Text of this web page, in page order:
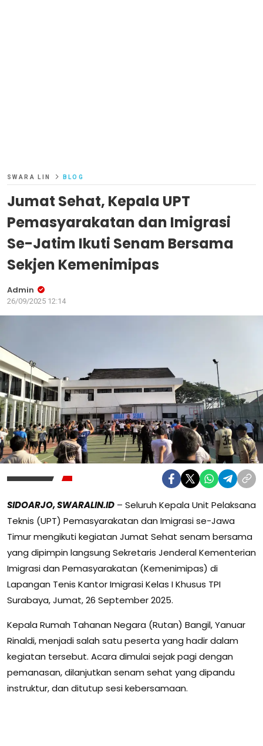
SWARA LIN BLOG
Jumat Sehat, Kepala UPT
Pemasyarakatan dan Imigrasi
Se-Jatim Ikuti Senam Bersama
Sekjen Kemenimipas
Admin
26/09/2025 12:14
SIDOARJO, SWARALIN.ID – Seluruh Kepala Unit Pelaksana
Teknis (UPT) Pemasyarakatan dan Imigrasi se-Jawa
Timur mengikuti kegiatan Jumat Sehat senam bersama
yang dipimpin langsung Sekretaris Jenderal Kementerian
Imigrasi dan Pemasyarakatan (Kemenimipas) di
Lapangan Tenis Kantor Imigrasi Kelas I Khusus TPI
Surabaya, Jumat, 26 September 2025.
Kepala Rumah Tahanan Negara (Rutan) Bangil, Yanuar
Rinaldi, menjadi salah satu peserta yang hadir dalam
kegiatan tersebut. Acara dimulai sejak pagi dengan
pemanasan, dilanjutkan senam sehat yang dipandu
instruktur, dan ditutup sesi kebersamaan.